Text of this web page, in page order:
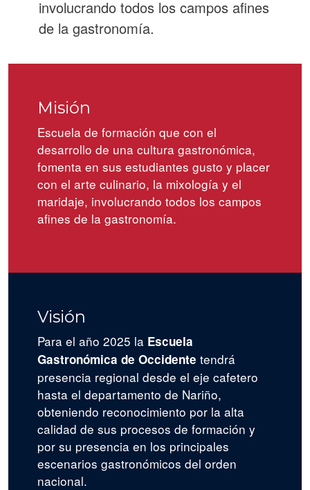
involucrando todos los campos afines
de la gastronomía.
Misión
Escuela de formación que con el
desarrollo de una cultura gastronómica,
fomenta en sus estudiantes gusto y placer
con el arte culinario, la mixología y el
maridaje, involucrando todos los campos
afines de la gastronomía.
Visión
Para el año 2025 la Escuela
Gastronómica de Occidente tendrá
presencia regional desde el eje cafetero
hasta el departamento de Nariño,
obteniendo reconocimiento por la alta
calidad de sus procesos de formación y
por su presencia en los principales
escenarios gastronómicos del orden
nacional.